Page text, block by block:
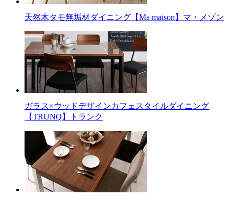
天然木タモ無垢材ダイニング【Ma maison】マ・メゾン
ガラス×ウッドデザインカフェスタイルダイニング
【TRUNQ】トランク